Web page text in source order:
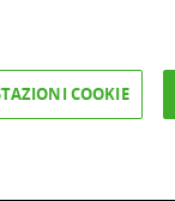
| | |
COOKIE